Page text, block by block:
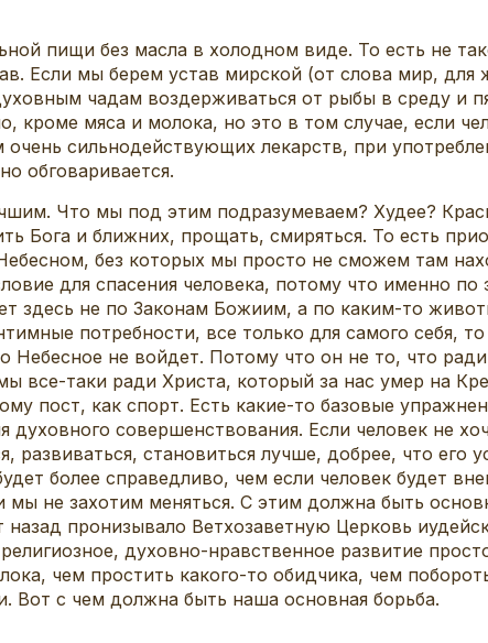
пищи без масла в холодном виде. То есть не
Если мы берем устав мирской (от слова мир,
чадам воздерживаться от рыбы в среду и
кроме мяса и молока, но это в том случае, если
очень сильнодействующих лекарств, при
обговаривается.
Что мы под этим подразумеваем? Худее?
Бога и ближних, прощать, смиряться. То есть
без которых мы просто не сможем там
для спасения человека, потому что именно
здесь не по Законам Божиим, а по каким-то
потребности, все только для самого себя,
Небесное не войдет. Потому что он не то, что
все-таки ради Христа, который за нас умер на
пост, как спорт. Есть какие-то базовые
совершенствования. Если человек не
развиваться, становиться лучше, добрее, что его
более справедливо, чем если человек будет
не захотим меняться. С этим должна быть
пронизывало Ветхозаветную Церковь
духовно-нравственное развитие
чем простить какого-то обидчика, чем
Вот с чем должна быть наша основная борьба.